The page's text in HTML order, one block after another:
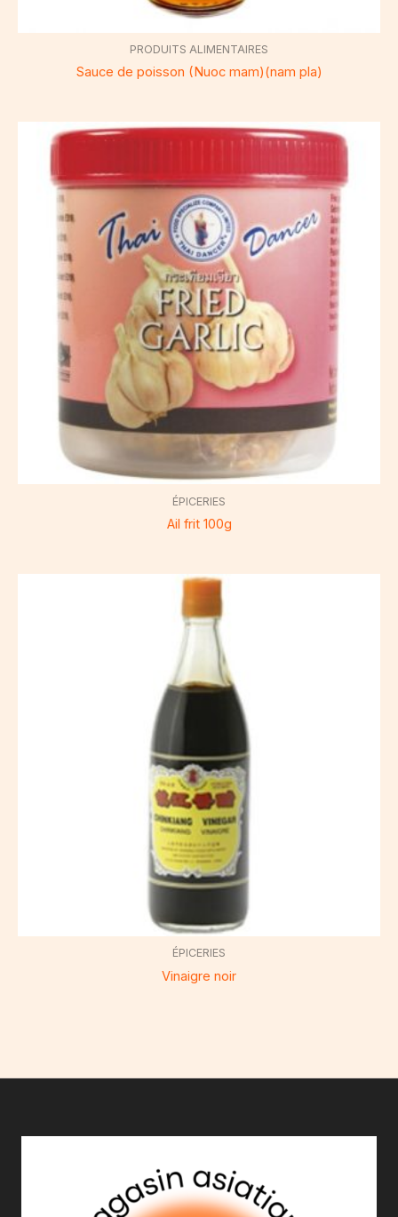
PRODUITS ALIMENTAIRES
Sauce de poisson (Nuoc mam)(nam pla)
ÉPICERIES
Ail frit 100g
ÉPICERIES
Vinaigre noir